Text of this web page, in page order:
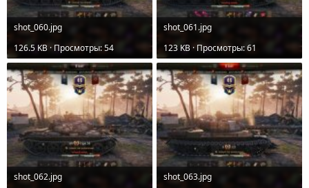
shot_060.jpg
126.5 KB · Просмотры: 54
shot_061.jpg
123 KB · Просмотры: 61
shot_062.jpg
shot_063.jpg